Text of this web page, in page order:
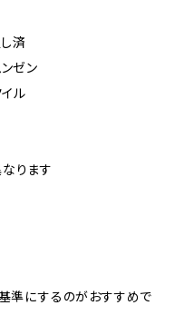
済
ゼン
ル
ります
準にするのがおすすめで